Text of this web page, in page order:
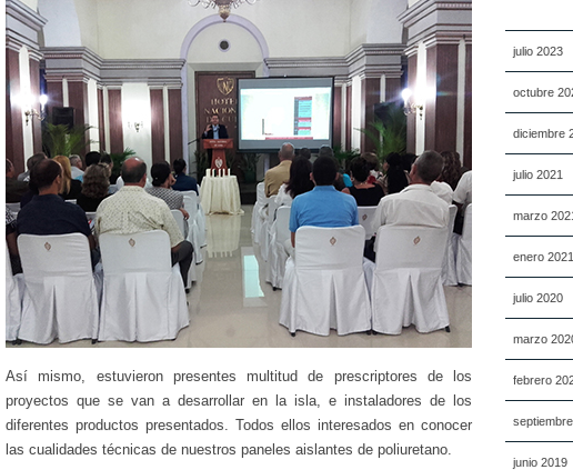
julio 2023
octubre
diciembre
julio 2021
marzo
enero 2021
julio 2020
marzo
febrero
junio 2019
Así mismo, estuvieron presentes multitud de prescriptores de los
proyectos que se van a desarrollar en la isla, e instaladores de los
diferentes productos presentados. Todos ellos interesados en conocer
las cualidades técnicas de nuestros paneles aislantes de poliuretano.